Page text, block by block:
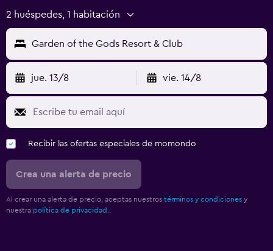
2 huéspedes, 1 habitación
Garden of the Gods Resort & Club
jue. 13/8 vie. 14/8
Recibir las ofertas especiales de momondo
Crea una alerta de precio
Al crear una alerta de precio, aceptas nuestros términos y condiciones y
nuestra política de privacidad.